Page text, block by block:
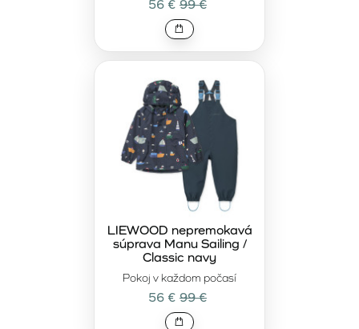
rodinám, ktoré nehľadajú kompromisy medzi kvalitou,
dizajnom a funkčnosťou. Ide o vedomú investíciu do
oblečenia, ktoré vydrží viac než jednu sezónu a zachová si
svoj vzhľad aj vlastnosti pri opakovanom nosení.
Nadčasový dizajn umožňuje jednoduché kombinovanie s
ďalšími kúskami z kolekcie LIEWOOD, aby bol každý
daždivý deň pohodlný a štýlový zároveň.
56 € 99 €
Pokoj v každom počasí
LIEWOOD nepremokavá
súprava Manu Sailing /
Classic navy
56 € 99 €